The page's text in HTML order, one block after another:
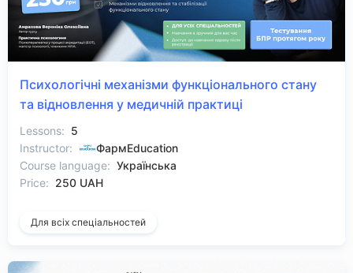
Психологічні механізми функціонального стану
та відновлення у медичній практиці
Lessons: 5
Instructor:
ФармEducation
Course language: Українська
Price: 250 UAH
Для всіх спеціальностей